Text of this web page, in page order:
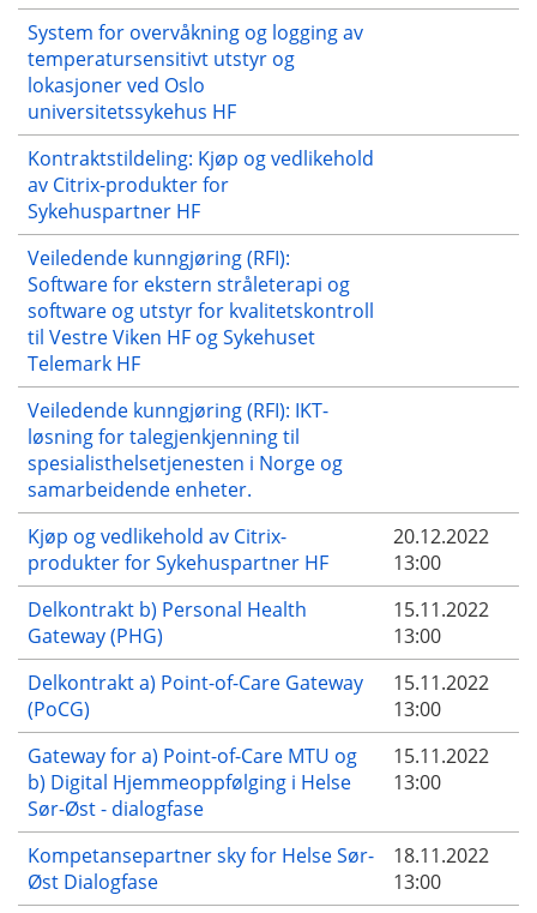
System for overvåkning og logging av
temperatursensitivt utstyr og
lokasjoner ved Oslo
universitetssykehus HF
Kontraktstildeling: Kjøp og vedlikehold
av Citrix-produkter for
Sykehuspartner HF
Veiledende kunngjøring (RFI):
Software for ekstern stråleterapi og
software og utstyr for kvalitetskontroll
til Vestre Viken HF og Sykehuset
Telemark HF
Veiledende kunngjøring (RFI): IKT-
løsning for talegjenkjenning til
spesialisthelsetjenesten i Norge og
samarbeidende enheter.
Kjøp og vedlikehold av Citrix-
produkter for Sykehuspartner HF
20.12.2022
13:00
Delkontrakt b) Personal Health
Gateway (PHG)
15.11.2022
13:00
Delkontrakt a) Point-of-Care Gateway
(PoCG)
15.11.2022
13:00
Gateway for a) Point-of-Care MTU og
b) Digital Hjemmeoppfølging i Helse
Sør-Øst - dialogfase
15.11.2022
13:00
Kompetansepartner sky for Helse Sør-
Øst Dialogfase
18.11.2022
13:00